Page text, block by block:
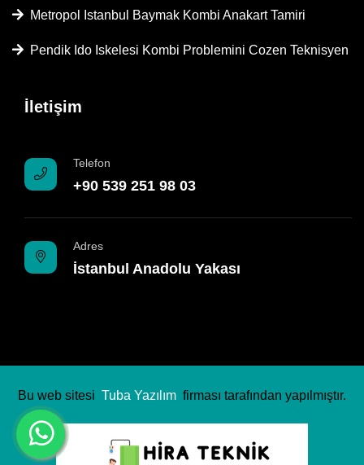
Metropol Istanbul Baymak Kombi Anakart Tamiri
Pendik Ido Iskelesi Kombi Problemini Cozen Teknisyen
İletişim
Telefon
+90 539 251 98 03
Adres
İstanbul Anadolu Yakası
Bu web sitesi Tuba Yazılım firması tarafından yapılmıştır.